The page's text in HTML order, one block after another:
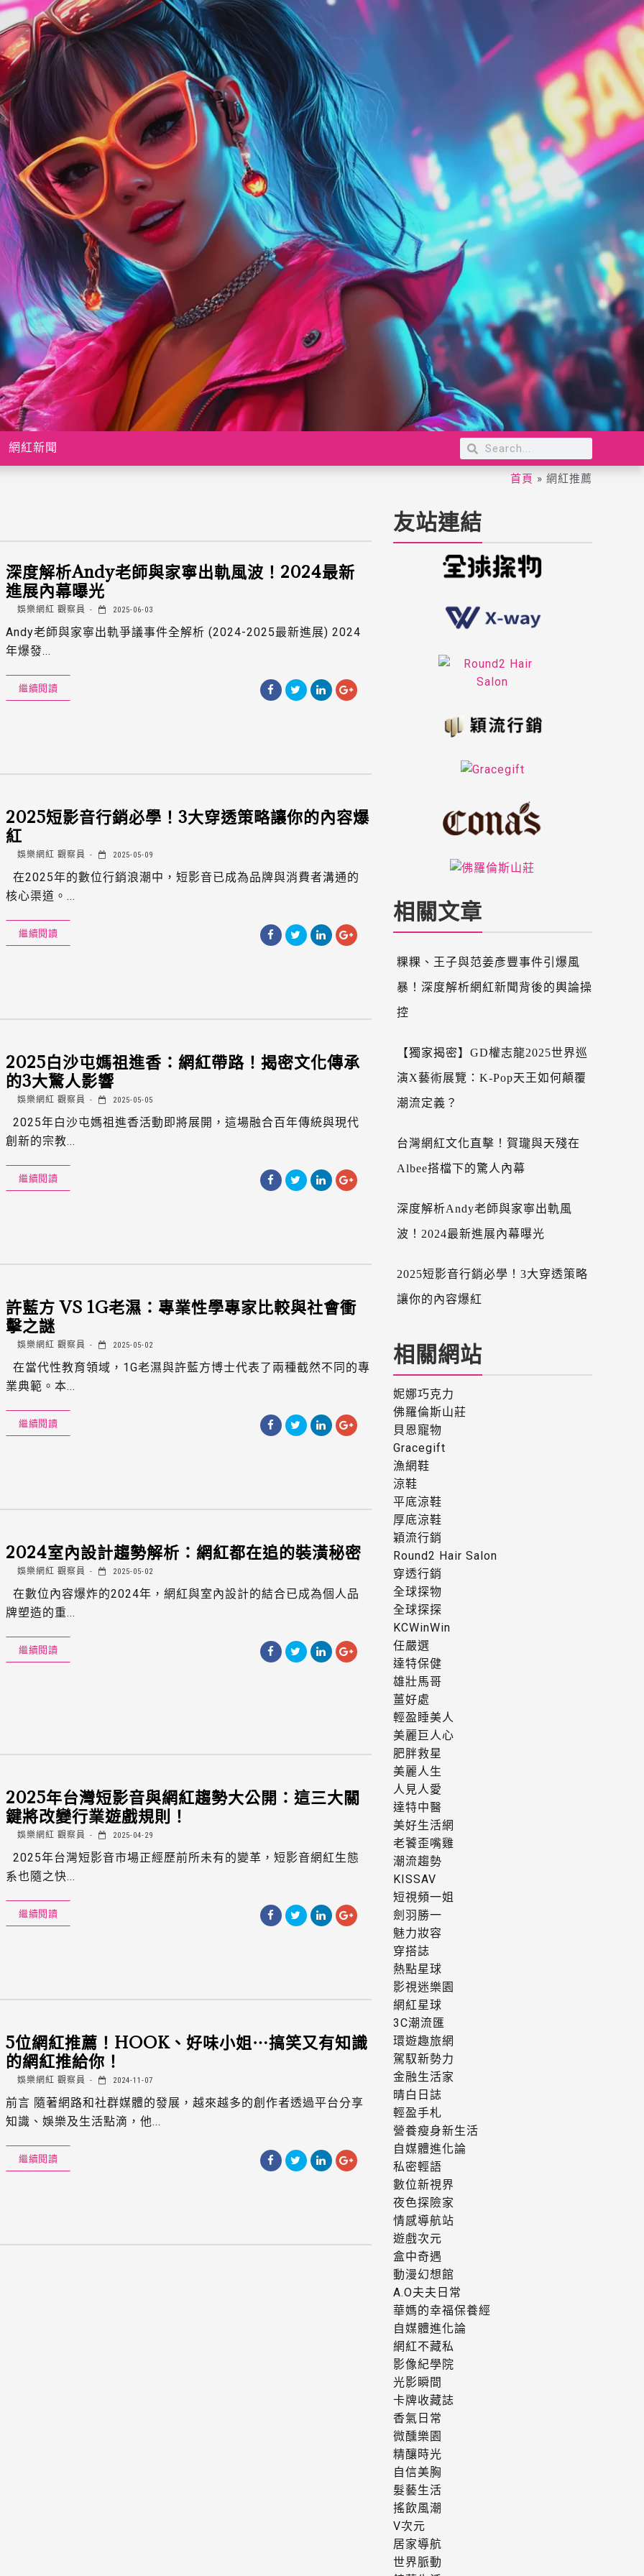
網紅新聞
首頁 » 網紅推薦
深度解析Andy老師與家寧出軌風波！2024最新
進展內幕曝光
娛樂網紅 觀察員 2025-06-03
Andy老師與家寧出軌爭議事件全解析 (2024-2025最新進展) 2024
年爆發...
繼續閱讀
2025短影音行銷必學！3大穿透策略讓你的內容爆
紅
娛樂網紅 觀察員 2025-05-09
在2025年的數位行銷浪潮中，短影音已成為品牌與消費者溝通的
核心渠道。...
繼續閱讀
2025白沙屯媽祖進香：網紅帶路！揭密文化傳承
的3大驚人影響
娛樂網紅 觀察員 2025-05-05
2025年白沙屯媽祖進香活動即將展開，這場融合百年傳統與現代
創新的宗教...
繼續閱讀
許藍方 VS 1G老濕：專業性學專家比較與社會衝
擊之謎
娛樂網紅 觀察員 2025-05-02
在當代性教育領域，1G老濕與許藍方博士代表了兩種截然不同的專
業典範。本...
繼續閱讀
2024室內設計趨勢解析：網紅都在追的裝潢秘密
娛樂網紅 觀察員 2025-05-02
在數位內容爆炸的2024年，網紅與室內設計的結合已成為個人品
牌塑造的重...
繼續閱讀
2025年台灣短影音與網紅趨勢大公開：這三大關
鍵將改變行業遊戲規則！
娛樂網紅 觀察員 2025-04-29
2025年台灣短影音市場正經歷前所未有的變革，短影音網紅生態
系也隨之快...
繼續閱讀
5位網紅推薦！HOOK、好味小姐⋯搞笑又有知識
的網紅推給你！
娛樂網紅 觀察員 2024-11-07
前言 隨著網路和社群媒體的發展，越來越多的創作者透過平台分享
知識、娛樂及生活點滴，他...
繼續閱讀
友站連結
相關文章
粿粿、王子與范姜彥豐事件引爆風
暴！深度解析網紅新聞背後的輿論操
控
【獨家揭密】GD權志龍2025世界巡
演X藝術展覽：K-Pop天王如何顛覆
潮流定義？
台灣網紅文化直擊！賀瓏與天殘在
Albee搭檔下的驚人內幕
深度解析Andy老師與家寧出軌風
波！2024最新進展內幕曝光
2025短影音行銷必學！3大穿透策略
讓你的內容爆紅
相關網站
妮娜巧克力
佛羅倫斯山莊
貝恩寵物
Gracegift
漁網鞋
涼鞋
平底涼鞋
厚底涼鞋
穎流行銷
Round2 Hair Salon
穿透行銷
全球探物
全球探探
KCWinWin
任嚴選
達特保健
雄壯馬哥
薑好處
輕盈睡美人
美麗巨人心
肥胖救星
美麗人生
人見人愛
達特中醫
美好生活網
老饕歪嘴雞
潮流趨勢
KISSAV
短視頻一姐
劍羽勝一
魅力妝容
穿搭誌
熱點星球
影視迷樂園
網紅星球
3C潮流匯
環遊趣旅網
駕馭新勢力
金融生活家
晴白日誌
輕盈手札
營養瘦身新生活
自媒體進化論
私密輕語
數位新視界
夜色探險家
情感導航站
遊戲次元
盒中奇遇
動漫幻想館
A.O夫夫日常
華媽的幸福保養經
自媒體進化論
網紅不藏私
影像紀學院
光影瞬間
卡牌收藏誌
香氣日常
微醺樂園
精釀時光
自信美胸
髮藝生活
搖飲風潮
V次元
居家導航
世界脈動